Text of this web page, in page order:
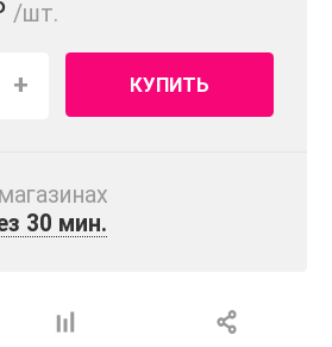
/шт.
+ КУПИТЬ
30 мин.